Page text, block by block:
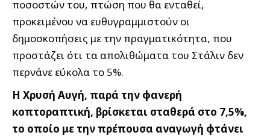
ποσοστών του, πτώση που θα ενταθεί,
προκειμένου να ευθυγραμμιστούν οι
δημοσκοπήσεις με την πραγματικότητα, που
προστάζει ότι τα απολιθώματα του Στάλιν δεν
περνάνε εύκολα το 5%.
Η Χρυσή Αυγή, παρά την φανερή
κοπτοραπτική, βρίσκεται σταθερά στο 7,5%,
το οποίο με την πρέπουσα αναγωγή φτάνει